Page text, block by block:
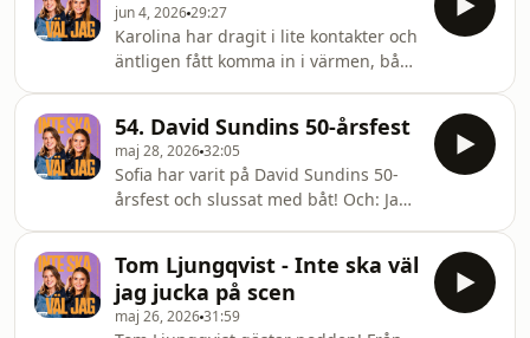
information.
jun 4, 202629:27
Karolina har dragit i lite kontakter och
äntligen fått komma in i värmen, både
Instagram. Har Sofia också fått
komma in i värmen eller inte i
sommar - med Trädgården-kortet?
Sofia ska till Basel och funderar på att
åter igen flyta med en Wickelfisch i
floden Rhen, men Karolina lyfter
säkerhetsaspekterna med detta!
Tjejerna minns allt och
54. David Sundins 50-årsfest
maj 28, 202632:05
Sofia har varit på David Sundins 50-
årsfest och slussat med båt! Och: Ja
Lundakarnevalen och konstaterar att
årets tema var ganska oklart. Hon har
också fått ett oväntat telefonsamtal...
Tom Ljungqvist - Inte ska väl
jag jucka på scen
maj 26, 202631:59